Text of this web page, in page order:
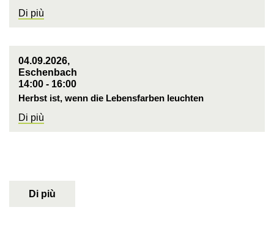
Di più
04.09.2026,
Eschenbach
14:00 - 16:00
Herbst ist, wenn die Lebensfarben leuchten
Di più
Di più